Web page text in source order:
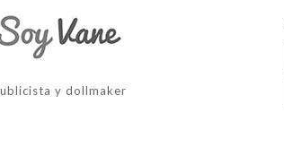
y dollmaker